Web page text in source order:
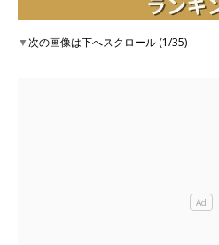
▼次の画像は下へスクロール (1/35)